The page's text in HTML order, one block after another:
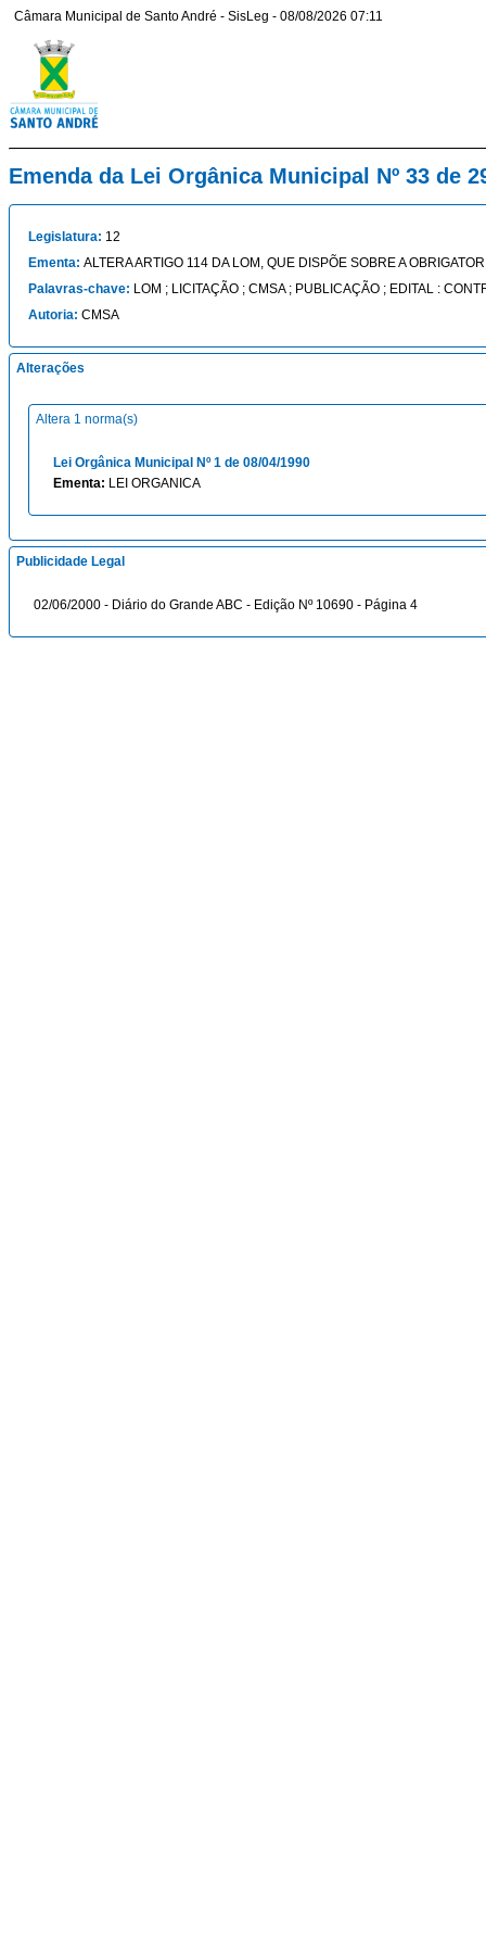
Câmara Municipal de Santo André - SisLeg - 08/08/2026 07:11
Emenda da Lei Orgânica Municipal Nº 33 de
Legislatura: 12
Ementa: ALTERA ARTIGO 114 DA LOM, QUE DISPÕE SOBRE A
Palavras-chave: LOM ; LICITAÇÃO ; CMSA ; PUBLICAÇÃO ; EDITAL :
Autoria: CMSA
Alterações
Altera 1 norma(s)
Lei Orgânica Municipal Nº 1 de 08/04/1990
Ementa: LEI ORGANICA
Publicidade Legal
02/06/2000 - Diário do Grande ABC - Edição Nº 10690 - Página 4